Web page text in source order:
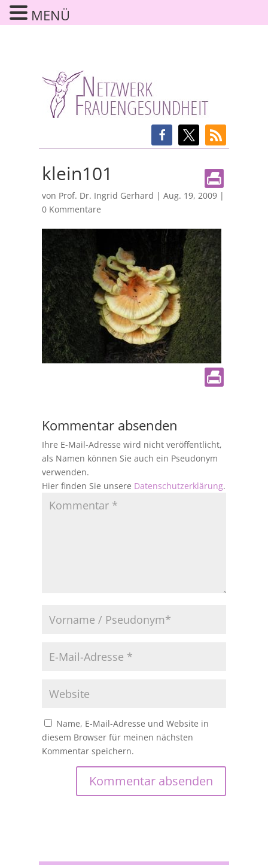
klein101
von Prof. Dr. Ingrid Gerhard | Aug. 19, 2009|
0 Kommentare
Kommentar absenden
Ihre E-Mail-Adresse wird nicht veröffentlicht,
als Namen können Sie auch ein Pseudonym
verwenden.
Hier finden Sie unsere Datenschutzerklärung.
Name, E-Mail-Adresse und Website in
diesem Browser für meinen nächsten
Kommentar speichern.
MENÜ